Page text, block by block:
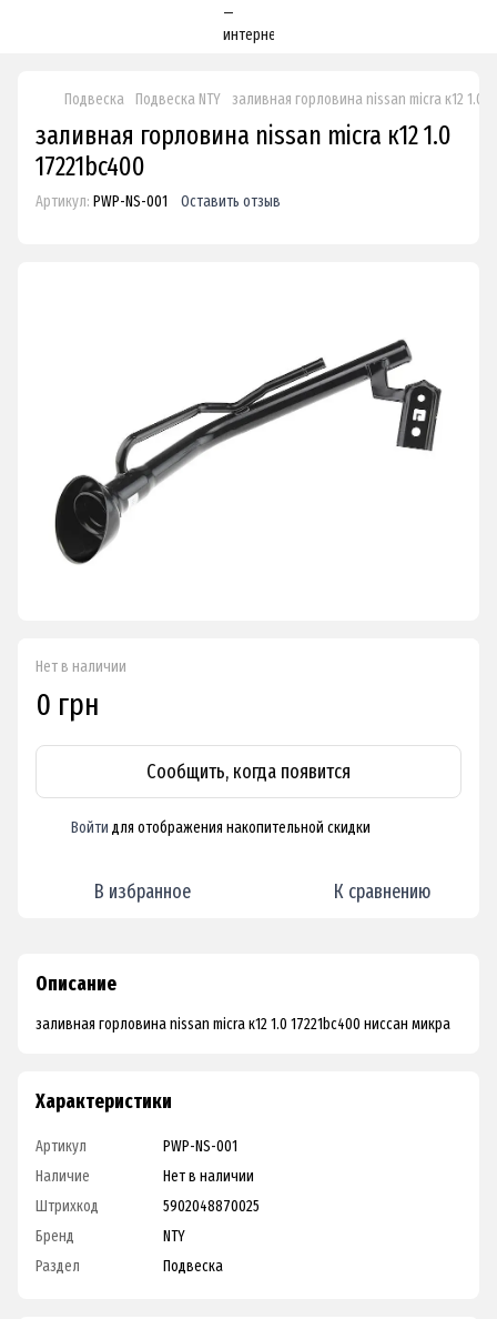
Подвеска Подвеска NTY заливная горловина nissan micra к12 1.0
заливная горловина nissan micra к12 1.0
17221bc400
Артикул: PWP-NS-001 Оставить отзыв
Нет в наличии
0 грн
Сообщить, когда появится
Войти для отображения накопительной скидки
В избранное К сравнению
Описание
заливная горловина nissan micra к12 1.0 17221bc400 ниссан микра
Характеристики
Артикул
PWP-NS-001
Наличие
Нет в наличии
Штрихкод
5902048870025
Бренд
NTY
Раздел
Подвеска